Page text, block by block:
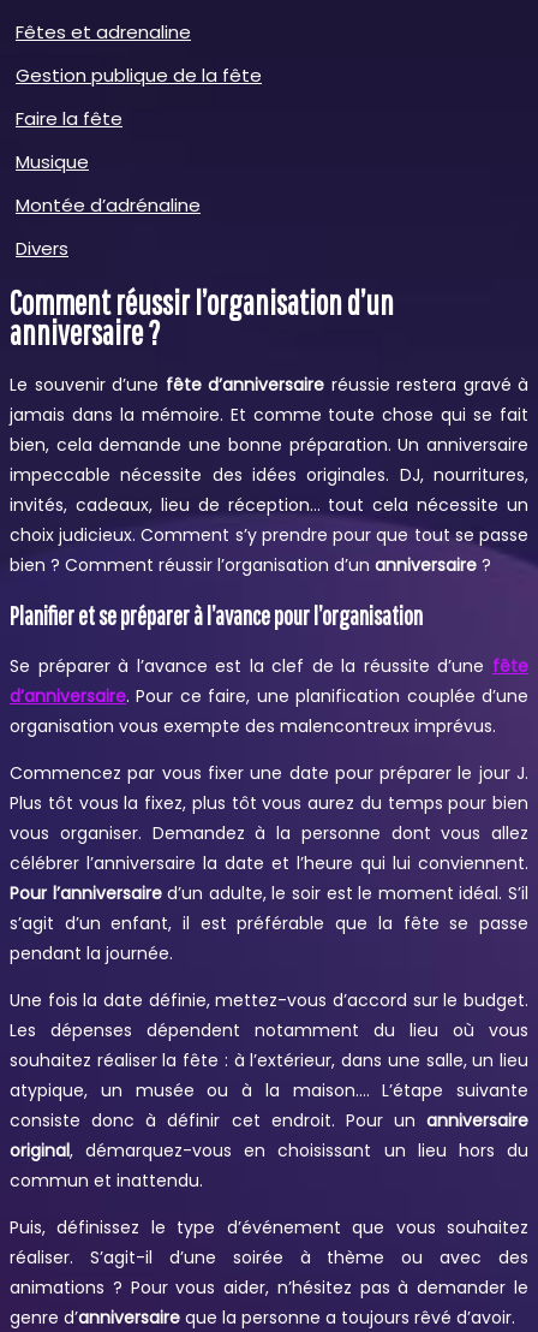
Fêtes et adrenaline
Gestion publique de la fête
Faire la fête
Musique
Montée d’adrénaline
Divers
Comment réussir l’organisation d’un
anniversaire ?
Le souvenir d’une fête d’anniversaire réussie restera gravé à
jamais dans la mémoire. Et comme toute chose qui se fait
bien, cela demande une bonne préparation. Un anniversaire
impeccable nécessite des idées originales. DJ, nourritures,
invités, cadeaux, lieu de réception… tout cela nécessite un
choix judicieux. Comment s’y prendre pour que tout se passe
bien ? Comment réussir l’organisation d’un anniversaire ?
Planifier et se préparer à l’avance pour l’organisation
Se préparer à l’avance est la clef de la réussite d’une fête
d’anniversaire. Pour ce faire, une planification couplée d’une
organisation vous exempte des malencontreux imprévus.
Commencez par vous fixer une date pour préparer le jour J.
Plus tôt vous la fixez, plus tôt vous aurez du temps pour bien
vous organiser. Demandez à la personne dont vous allez
célébrer l’anniversaire la date et l’heure qui lui conviennent.
Pour l’anniversaired’un adulte, le soir est le moment idéal. S’il
s’agit d’un enfant, il est préférable que la fête se passe
pendant la journée.
Une fois la date définie, mettez-vous d’accord sur le budget.
Les dépenses dépendent notamment du lieu où vous
souhaitez réaliser la fête : à l’extérieur, dans une salle, un lieu
atypique, un musée ou à la maison…. L’étape suivante
consiste donc à définir cet endroit. Pour un anniversaire
original, démarquez-vous en choisissant un lieu hors du
commun et inattendu.
Puis, définissez le type d’événement que vous souhaitez
réaliser. S’agit-il d’une soirée à thème ou avec des
animations ? Pour vous aider, n’hésitez pas à demander le
genre d’anniversaire que la personne a toujours rêvé d’avoir.